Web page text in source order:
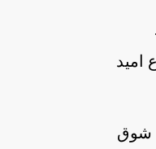
اميد
شوق